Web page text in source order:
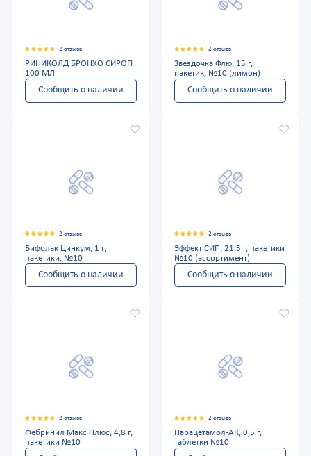
2 отзыва
РИНИКОЛД БРОНХО СИРОП
100 МЛ
Сообщить о наличии
2 отзыва
Звездочка Флю, 15 г,
пакетик, №10 (лимон)
Сообщить о наличии
2 отзыва
Бифолак Цинкум, 1 г,
пакетики, №10
Сообщить о наличии
2 отзыва
Эффект СИП, 21,5 г, пакетики
№10 (ассортимент)
Сообщить о наличии
2 отзыва
Фебринил Макс Плюс, 4,8 г,
пакетики №10
2 отзыва
Парацетамол-АК, 0,5 г,
таблетки №10